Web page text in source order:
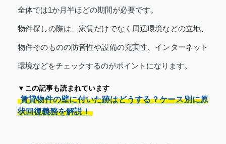
全体では1か月半ほどの期間が必要です。
物件探しの際は、家賃だけでなく周辺環境などの立地、
物件そのものの防音性や設備の充実性、インターネット
環境などをチェックするのがポイントになります。
▼この記事も読まれています
賃貸物件の壁に付いた跡はどうする？ケース別に原
状回復義務を解説！